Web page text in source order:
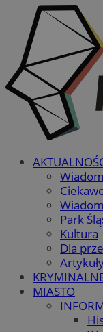
Park
Kultura
Dla
MIASTO